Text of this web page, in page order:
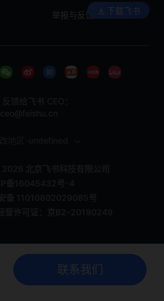
举报与反馈 下载飞书
反馈给飞书 CEO：
ceo@feishu.cn
联系我们